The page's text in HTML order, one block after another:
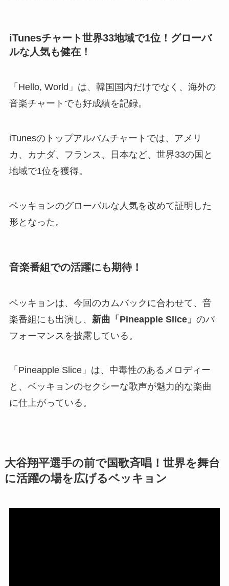
iTunesチャート世界33地域で1位！グローバ
ルな人気も健在！
「Hello, World」は、韓国国内だけでなく、海外の
音楽チャートでも好成績を記録。
iTunesのトップアルバムチャートでは、アメリ
カ、カナダ、フランス、日本など、世界33の国と
地域で1位を獲得。
ベッキョンのグローバルな人気を改めて証明した
形となった。
音楽番組での活躍にも期待！
ベッキョンは、今回のカムバックに合わせて、音
楽番組にも出演し、 新曲「Pineapple Slice」 のパ
フォーマンスを披露している。
「Pineapple Slice」は、中毒性のあるメロディー
と、ベッキョンのセクシーな歌声が魅力的な楽曲
に仕上がっている。
大谷翔平選手の前で国歌斉唱！世界を舞台
に活躍の場を広げるベッキョン